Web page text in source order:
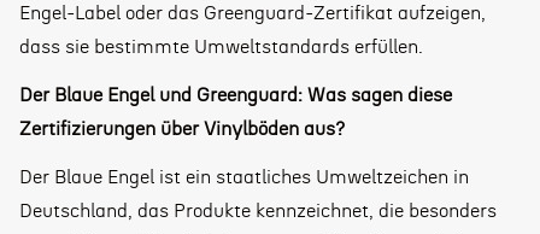
Engel-Label oder das Greenguard-Zertifikat aufzeigen,
dass sie bestimmte Umweltstandards erfüllen.
Der Blaue Engel und Greenguard: Was sagen diese
Zertifizierungen über Vinylböden aus?
Der Blaue Engel ist ein staatliches Umweltzeichen in
Deutschland, das Produkte kennzeichnet, die besonders